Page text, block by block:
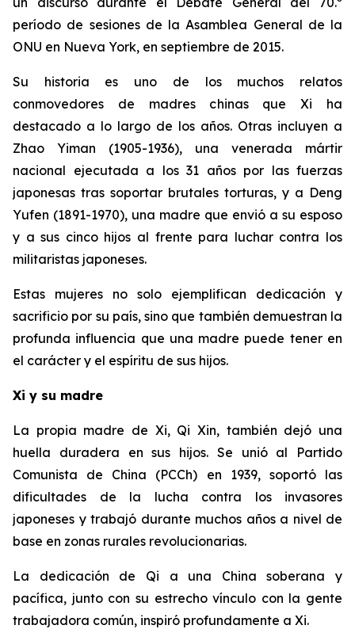
período de sesiones de la Asamblea General de la
ONU en Nueva York, en septiembre de 2015.
Su historia es uno de los muchos relatos
conmovedores de madres chinas que Xi ha
destacado a lo largo de los años. Otras incluyen a
Zhao Yiman (1905-1936), una venerada mártir
nacional ejecutada a los 31 años por las fuerzas
japonesas tras soportar brutales torturas, y a Deng
Yufen (1891-1970), una madre que envió a su esposo
y a sus cinco hijos al frente para luchar contra los
militaristas japoneses.
Estas mujeres no solo ejemplifican dedicación y
sacrificio por su país, sino que también demuestran la
profunda influencia que una madre puede tener en
el carácter y el espíritu de sus hijos.
Xi y su madre
La propia madre de Xi, Qi Xin, también dejó una
huella duradera en sus hijos. Se unió al Partido
Comunista de China (PCCh) en 1939, soportó las
dificultades de la lucha contra los invasores
japoneses y trabajó durante muchos años a nivel de
base en zonas rurales revolucionarias.
La dedicación de Qi a una China soberana y
pacífica, junto con su estrecho vínculo con la gente
trabajadora común, inspiró profundamente a Xi.